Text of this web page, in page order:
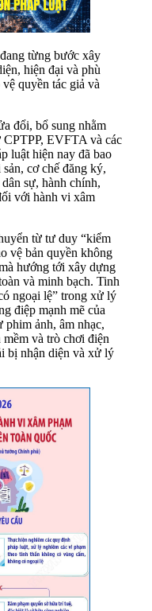
từng bước xây
hiện đại và phù
quyền tác giả và
đổi, bổ sung nhằm
CPTPP, EVFTA và các
luật hiện nay đã bao
cơ chế đăng ký,
sự, hành chính,
với hành vi xâm
từ tư duy “kiểm
vệ bản quyền không
hướng tới xây dựng
và minh bạch. Tinh
ngoại lệ” trong xử lý
điệp mạnh mẽ của
ảnh, âm nhạc,
và trò chơi điện
bị nhận diện và xử lý